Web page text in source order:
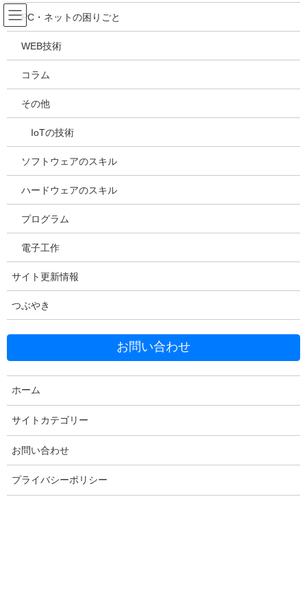
コ
ン
テ
ツ
ス
ッ
ナ
ビ
ゲ
シ
ン
移
吉川万能ＩＴ研究所
メディア
HOME
2021年5月5日 / 最終更新日時 :
20210505141927
Threads
PC・ネットの困りごと
WEB技術
コラム
その他
IoTの技術
ソフトウェアのスキル
ハードウェアのスキル
プログラム
電子工作
サイト更新情報
つぶやき
お問い合わせ
ホーム
サイトカテゴリー
お問い合わせ
プライバシーポリシー